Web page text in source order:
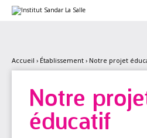
navigation
personnels
Accueil › Établissement › Notre projet
Notre
éducatif